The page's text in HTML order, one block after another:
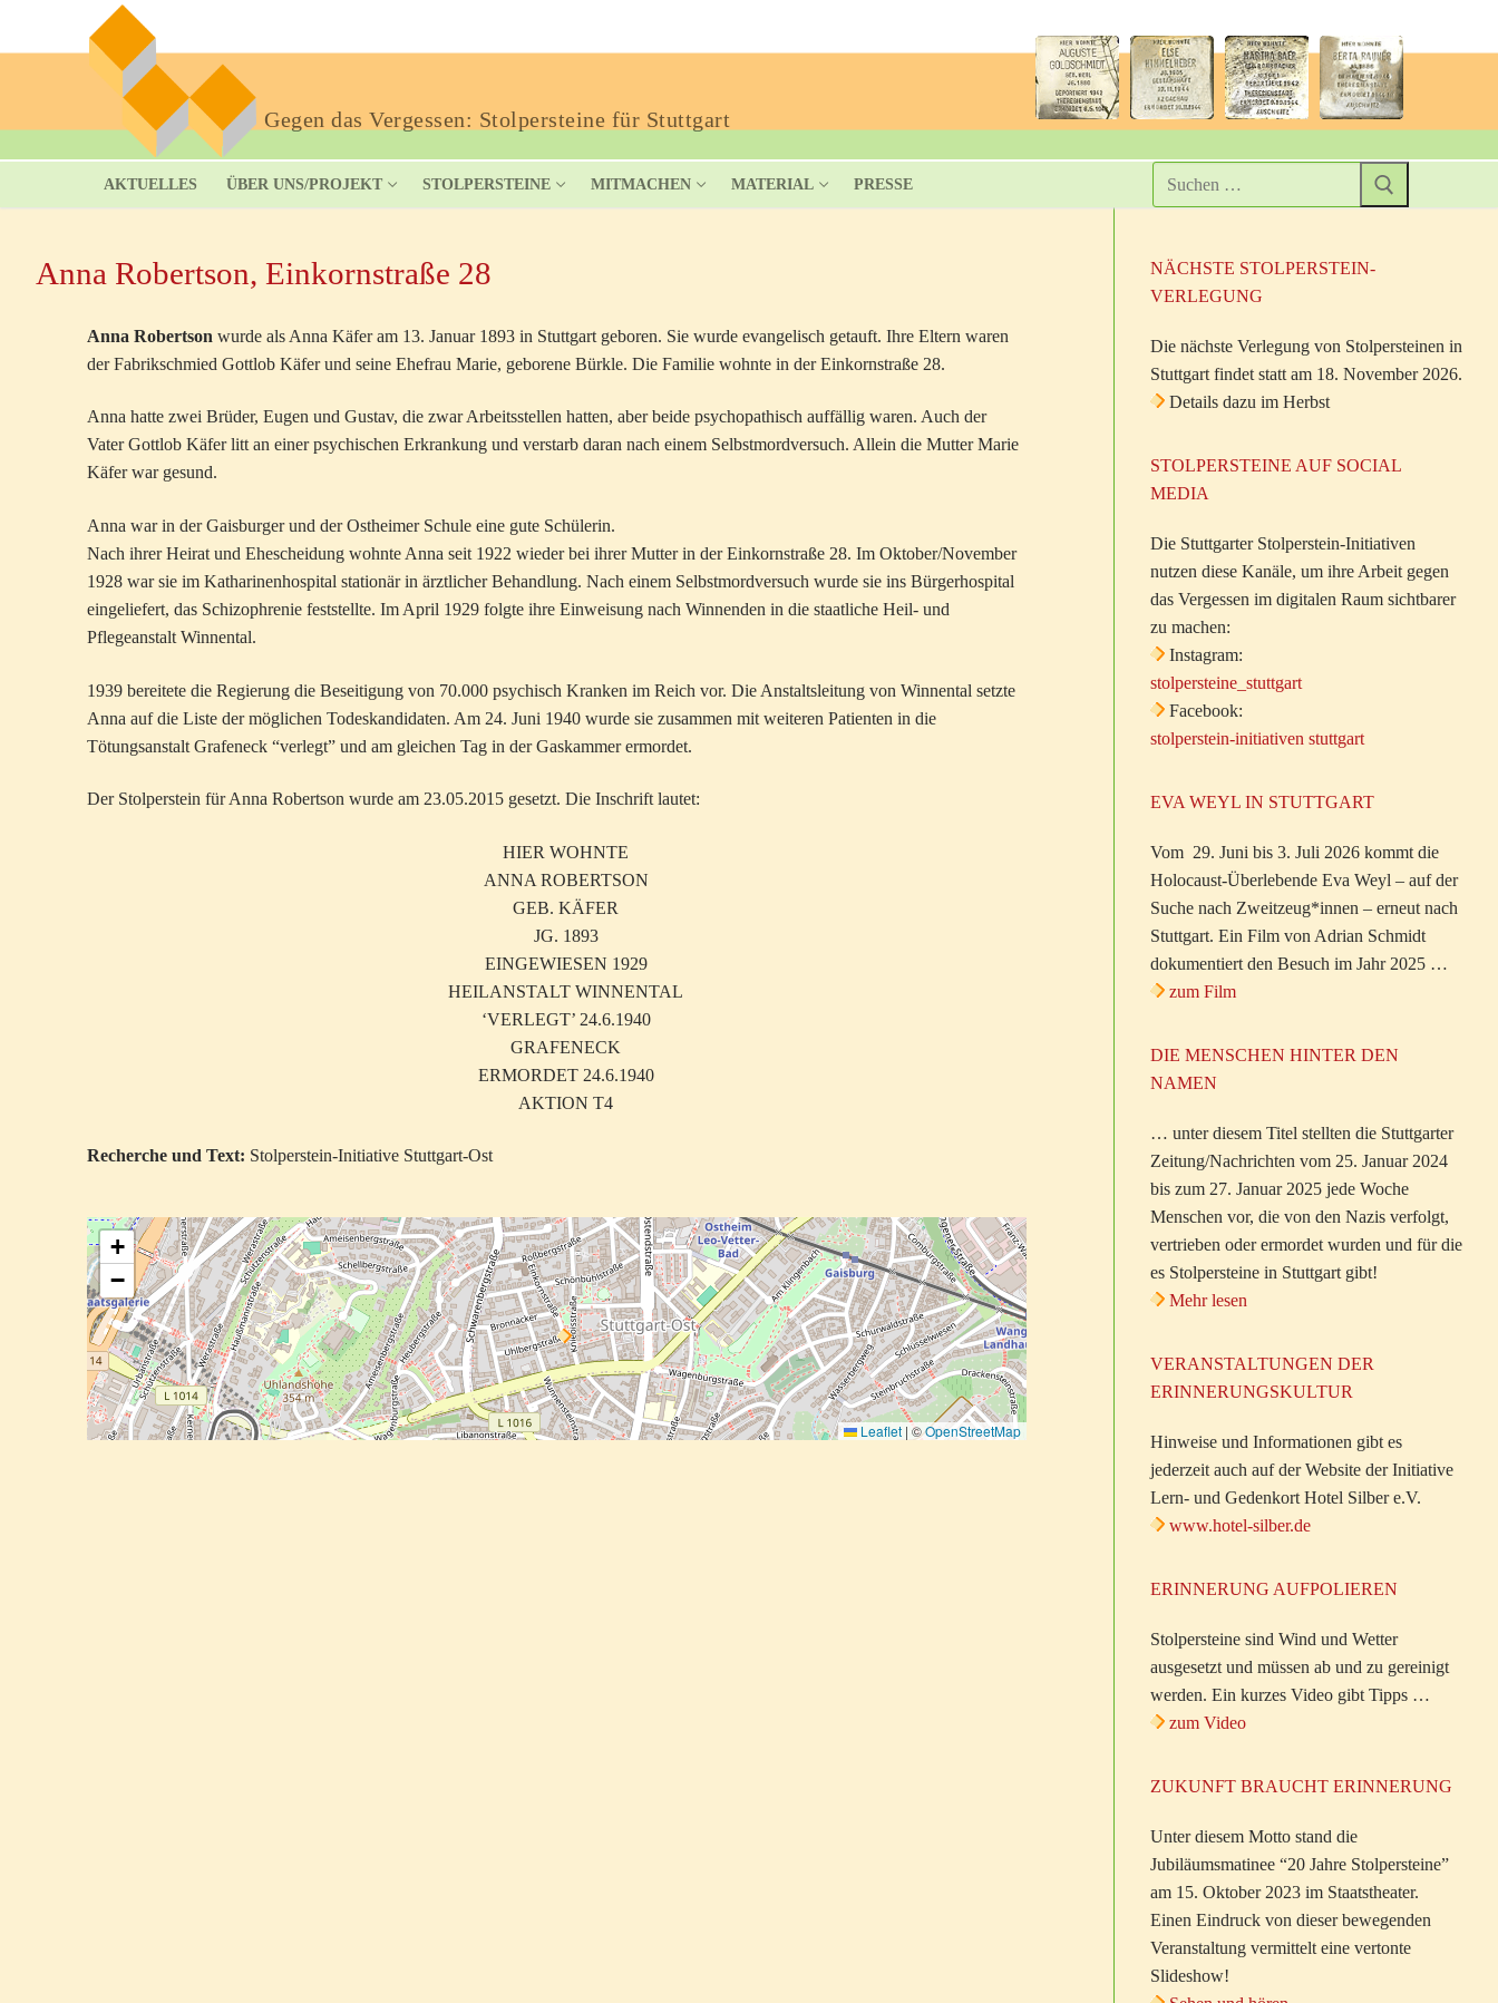
Gegen das Vergessen: Stolpersteine für Stuttgart
AKTUELLES ÜBER UNS/PROJEKT STOLPERSTEINE MITMACHEN MATERIAL PRESSE
Anna Robertson, Einkornstraße 28
Anna Robertson wurde als Anna Käfer am 13. Januar 1893 in Stuttgart geboren. Sie wurde evangelisch getauft. Ihre Eltern waren
der Fabrikschmied Gottlob Käfer und seine Ehefrau Marie, geborene Bürkle. Die Familie wohnte in der Einkornstraße 28.
Anna hatte zwei Brüder, Eugen und Gustav, die zwar Arbeitsstellen hatten, aber beide psychopathisch auffällig waren. Auch der
Vater Gottlob Käfer litt an einer psychischen Erkrankung und verstarb daran nach einem Selbstmordversuch. Allein die Mutter Marie
Käfer war gesund.
Anna war in der Gaisburger und der Ostheimer Schule eine gute Schülerin.
Nach ihrer Heirat und Ehescheidung wohnte Anna seit 1922 wieder bei ihrer Mutter in der Einkornstraße 28. Im Oktober/November
1928 war sie im Katharinenhospital stationär in ärztlicher Behandlung. Nach einem Selbstmordversuch wurde sie ins Bürgerhospital
eingeliefert, das Schizophrenie feststellte. Im April 1929 folgte ihre Einweisung nach Winnenden in die staatliche Heil- und
Pflegeanstalt Winnental.
1939 bereitete die Regierung die Beseitigung von 70.000 psychisch Kranken im Reich vor. Die Anstaltsleitung von Winnental setzte
Anna auf die Liste der möglichen Todeskandidaten. Am 24. Juni 1940 wurde sie zusammen mit weiteren Patienten in die
Tötungsanstalt Grafeneck “verlegt” und am gleichen Tag in der Gaskammer ermordet.
Der Stolperstein für Anna Robertson wurde am 23.05.2015 gesetzt. Die Inschrift lautet:
HIER WOHNTE
ANNA ROBERTSON
GEB. KÄFER
JG. 1893
EINGEWIESEN 1929
HEILANSTALT WINNENTAL
‘VERLEGT’ 24.6.1940
GRAFENECK
ERMORDET 24.6.1940
AKTION T4
Recherche und Text: Stolperstein-Initiative Stuttgart-Ost
+
−
Leaflet | ©OpenStreetMap
NÄCHSTE STOLPERSTEIN-
VERLEGUNG
Die nächste Verlegung von Stolpersteinen in
Stuttgart findet statt am 18. November 2026.
Details dazu im Herbst
STOLPERSTEINE AUF SOCIAL
MEDIA
Die Stuttgarter Stolperstein-Initiativen
nutzen diese Kanäle, um ihre Arbeit gegen
das Vergessen im digitalen Raum sichtbarer
zu machen:
Instagram:
stolpersteine_stuttgart
Facebook:
stolperstein-initiativen stuttgart
EVA WEYL IN STUTTGART
Vom 29. Juni bis 3. Juli 2026 kommt die
Holocaust-Überlebende Eva Weyl – auf der
Suche nach Zweitzeug*innen – erneut nach
Stuttgart. Ein Film von Adrian Schmidt
dokumentiert den Besuch im Jahr 2025 …
zum Film
DIE MENSCHEN HINTER DEN
NAMEN
… unter diesem Titel stellten die Stuttgarter
Zeitung/Nachrichten vom 25. Januar 2024
bis zum 27. Januar 2025 jede Woche
Menschen vor, die von den Nazis verfolgt,
vertrieben oder ermordet wurden und für die
es Stolpersteine in Stuttgart gibt!
Mehr lesen
VERANSTALTUNGEN DER
ERINNERUNGSKULTUR
Hinweise und Informationen gibt es
jederzeit auch auf der Website der Initiative
Lern- und Gedenkort Hotel Silber e.V.
www.hotel-silber.de
ERINNERUNG AUFPOLIEREN
Stolpersteine sind Wind und Wetter
ausgesetzt und müssen ab und zu gereinigt
werden. Ein kurzes Video gibt Tipps …
zum Video
ZUKUNFT BRAUCHT ERINNERUNG
Unter diesem Motto stand die
Jubiläumsmatinee “20 Jahre Stolpersteine”
am 15. Oktober 2023 im Staatstheater.
Einen Eindruck von dieser bewegenden
Veranstaltung vermittelt eine vertonte
Slideshow!